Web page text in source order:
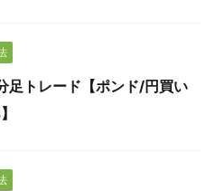
足トレード【ポンド/円買い